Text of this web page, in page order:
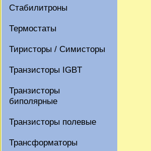
Стабилитроны
Термостаты
Тиристоры / Симисторы
Транзисторы IGBT
Транзисторы
биполярные
Транзисторы полевые
Трансформаторы